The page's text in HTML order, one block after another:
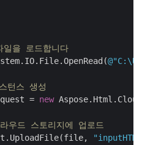
을 로드합니다
턴스 생성
= new
우드 스토리지에 업로드